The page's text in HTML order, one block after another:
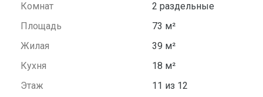
Комнат
2 раздельные
Площадь
73 м²
Жилая
39 м²
Кухня
18 м²
Этаж
11 из 12